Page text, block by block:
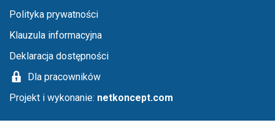
Menu stopka
Polityka prywatności
Klauzula informacyjna
Deklaracja dostępności
Dla pracowników
Projekt i wykonanie: netkoncept.com